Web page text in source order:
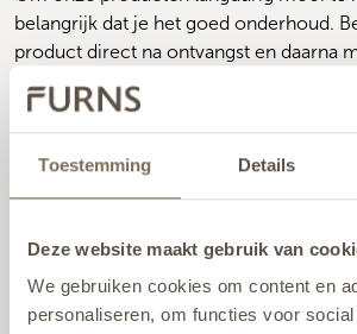
Toestemming Details
Deze website maakt gebruik van
We gebruiken cookies om content en
personaliseren, om functies voor
belangrijk dat je het goed onderhoud.
product direct na ontvangst en daarna
per jaar met onze BIO Cleaner &
waarna je het product kunt behandelen
Deze geeft het product een nieuwe,
waardoor er ook geen schadelijke
en chemicaliën gebruikt hoeven te
het reinigen géén hogedrukreiniger en/